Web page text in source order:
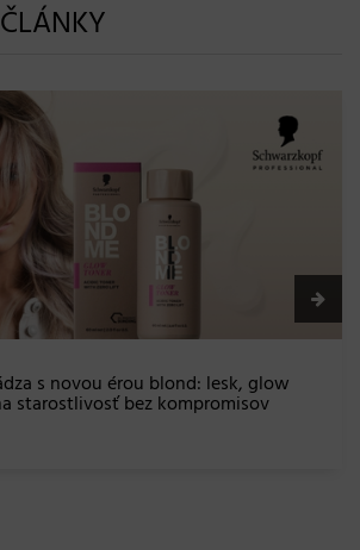
s novou érou blond: lesk, glow
starostlivosť bez kompromisov